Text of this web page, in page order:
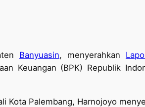
Banyuasin, menyerahkan
Keuangan (BPK) Republik
Kota Palembang, Harnojoyo